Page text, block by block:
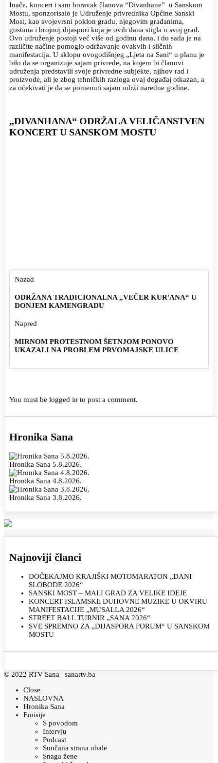
Inače, koncert i sam boravak članova “Divanhane” u Sanskom
Mostu, sponzorisalo je Udruženje privrednika Općine Sanski
Most, kao svojevrsni poklon gradu, njegovim građanima,
gostima i brojnoj dijaspori koja je ovih dana stigla u svoj grad.
Ovo udruženje postoji već više od godinu dana, i do sada je na
različite načine pomoglo održavanje ovakvih i sličnih
manifestacija. U sklopu ovogodišnjeg „Ljeta na Sani“ u planu je
bilo da se organizuje sajam privrede, na kojem bi članovi
udruženja predstavili svoje privredne subjekte, njihov rad i
proizvode, ali je zbog tehničkih razloga ovaj događaj otkazan, a
za očekivati je da se pomenuti sajam održi naredne godine.
„DIVANHANA“ ODRŽALA VELIČANSTVEN
KONCERT U SANSKOM MOSTU
Nazad
ODRŽANA TRADICIONALNA „VEČER KUR'ANA“ U
DONJEM KAMENGRADU
Napred
MIRNOM PROTESTNOM ŠETNJOM PONOVO
UKAZALI NA PROBLEM PRVOMAJSKE ULICE
You must be logged in to post a comment.
Hronika Sana
Hronika Sana 5.8.2026.
Hronika Sana 4.8.2026.
Hronika Sana 3.8.2026.
Najnoviji članci
DOČEKAJMO KRAJIŠKI MOTOMARATON „DANI
SLOBODE 2026“
SANSKI MOST – MALI GRAD ZA VELIKE IDEJE
KONCERT ISLAMSKE DUHOVNE MUZIKE U OKVIRU
MANIFESTACIJE „MUSALLA 2026“
STREET BALL TURNIR „SANA 2026“
SVE SPREMNO ZA „DIJASPORA FORUM“ U SANSKOM
MOSTU
© 2022 RTV Sana | sanartv.ba
Close
NASLOVNA
Hronika Sana
Emisije
S povodom
Intervju
Podcast
Sunčana strana obale
Snaga žene